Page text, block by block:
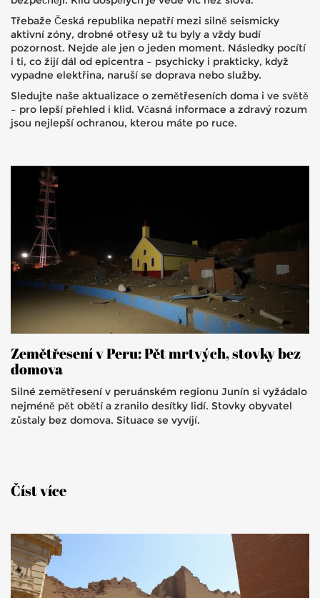
Třebaže Česká republika nepatří mezi silně seismicky
aktivní zóny, drobné otřesy už tu byly a vždy budí
pozornost. Nejde ale jen o jeden moment. Následky pocítí
i ti, co žijí dál od epicentra – psychicky i prakticky, když
vypadne elektřina, naruší se doprava nebo služby.
Sledujte naše aktualizace o zemětřeseních doma i ve světě
– pro lepší přehled i klid. Včasná informace a zdravý rozum
jsou nejlepší ochranou, kterou máte po ruce.
Zemětřesení v Peru: Pět mrtvých, stovky bez
domova
Silné zemětřesení v peruánském regionu Junín si vyžádalo
nejméně pět obětí a zranilo desítky lidí. Stovky obyvatel
zůstaly bez domova. Situace se vyvíjí.
Číst více